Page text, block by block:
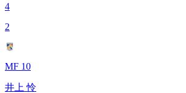
4
2
MF 10
井上 怜